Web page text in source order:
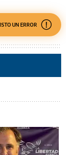
UN ERROR